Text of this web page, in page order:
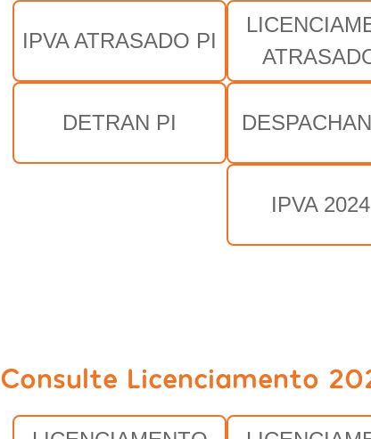
IPVA ATRASADO PI
DETRAN PI
IPVA
Consulte Licenciamento